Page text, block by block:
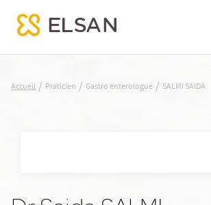
SALMI SAIDA
Accueil / Praticien / Gastro enterologue / SALMI SAIDA